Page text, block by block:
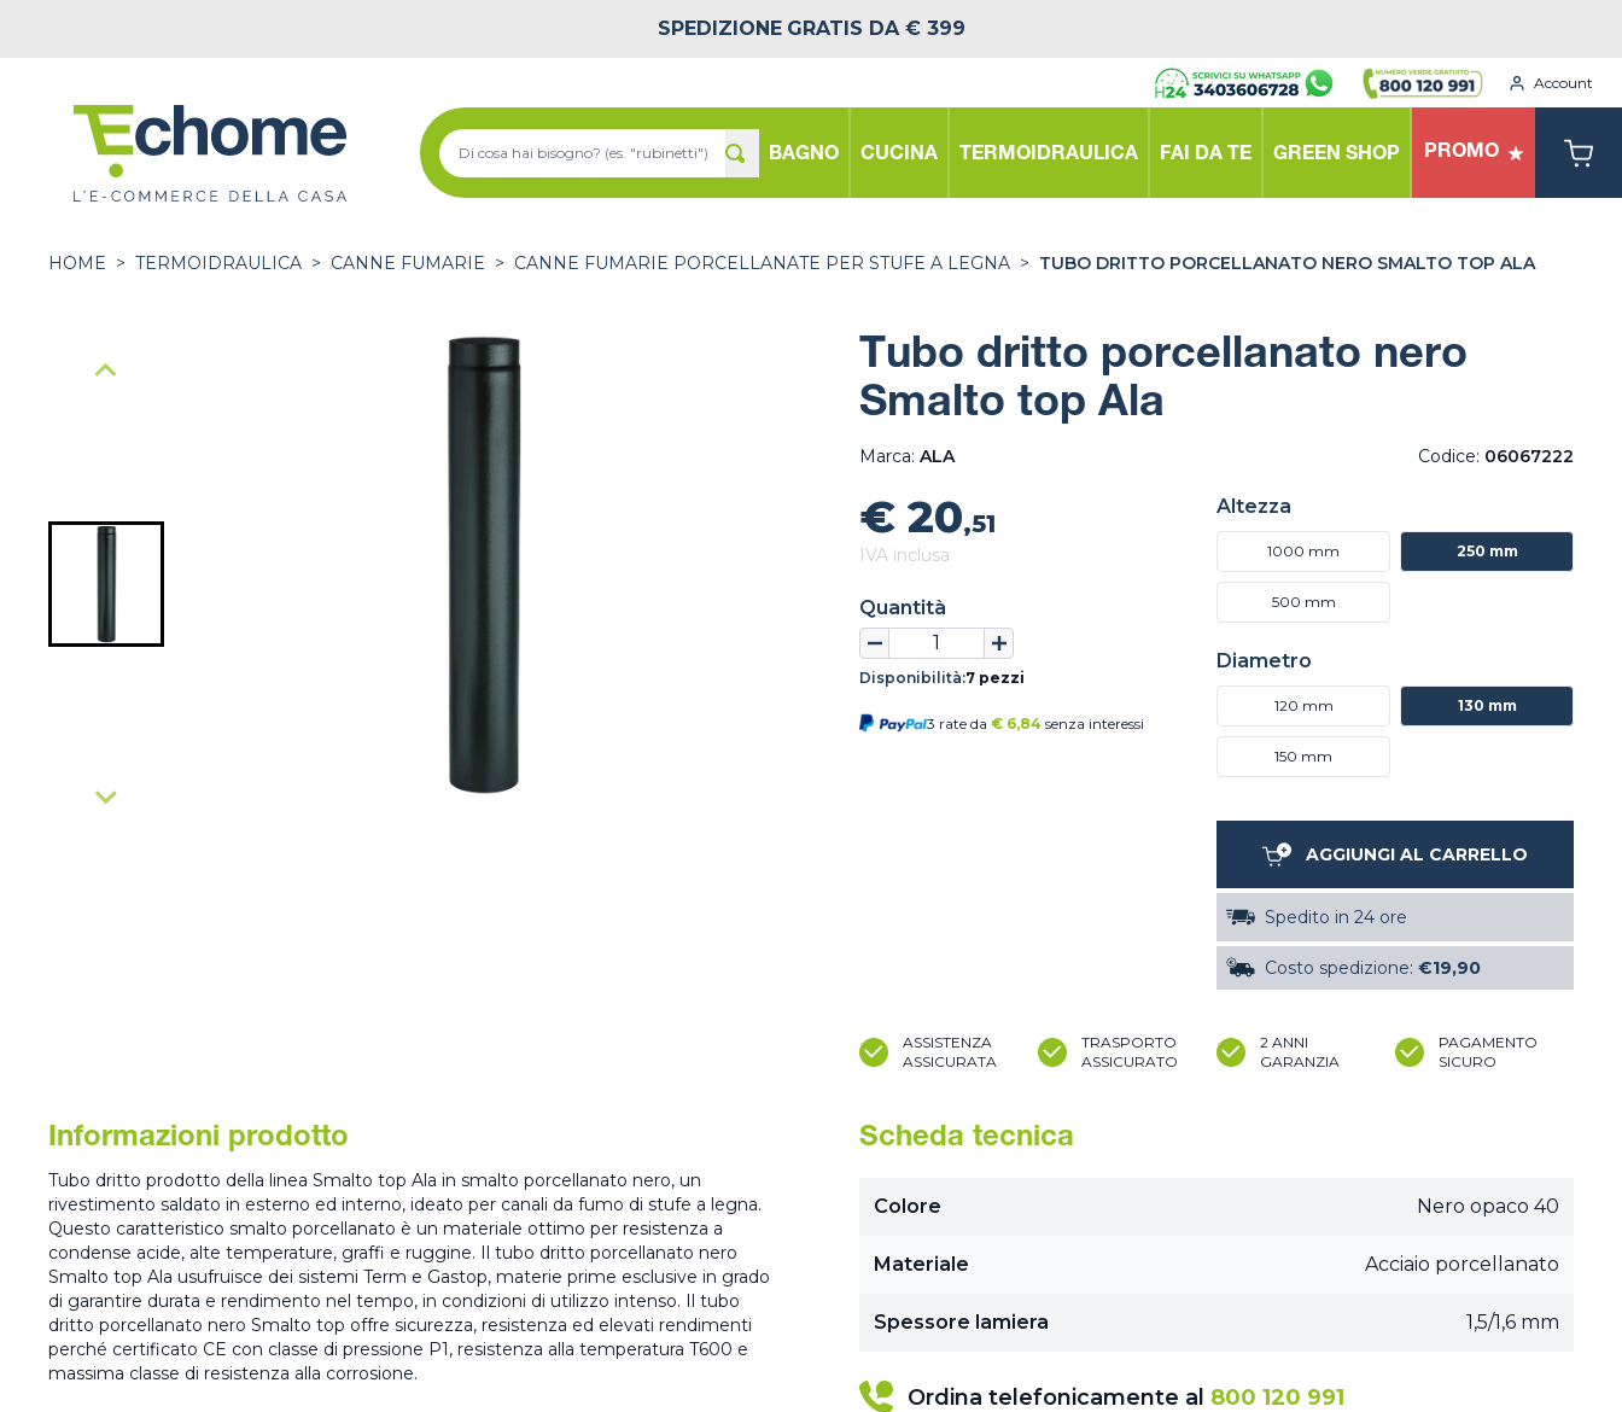
SPEDIZIONE GRATIS DA € 399
Account
BAGNO CUCINA TERMOIDRAULICA FAI DA TE GREEN SHOP PROMO
HOME > TERMOIDRAULICA > CANNE FUMARIE > CANNE FUMARIE PORCELLANATE PER STUFE A LEGNA > TUBO DRITTO PORCELLANATO NERO SMALTO TOP ALA
Tubo dritto porcellanato nero
Smalto top Ala
Marca: ALA Codice: 06067222
€ 20,51
IVA inclusa
Quantità
Disponibilità:7 pezzi
3 rate da € 6,84 senza interessi
Altezza
1000 mm 250 mm
500 mm
Diametro
120 mm 130 mm
150 mm
AGGIUNGI AL CARRELLO
Spedito in 24 ore
Costo spedizione: €19,90
ASSISTENZA
ASSICURATA
TRASPORTO
ASSICURATO
2 ANNI
GARANZIA
PAGAMENTO
SICURO
Informazioni prodotto
Tubo dritto prodotto della linea Smalto top Ala in smalto porcellanato nero, un
rivestimento saldato in esterno ed interno, ideato per canali da fumo di stufe a legna.
Questo caratteristico smalto porcellanato è un materiale ottimo per resistenza a
condense acide, alte temperature, graffi e ruggine. Il tubo dritto porcellanato nero
Smalto top Ala usufruisce dei sistemi Term e Gastop, materie prime esclusive in grado
di garantire durata e rendimento nel tempo, in condizioni di utilizzo intenso. Il tubo
dritto porcellanato nero Smalto top offre sicurezza, resistenza ed elevati rendimenti
perché certificato CE con classe di pressione P1, resistenza alla temperatura T600 e
massima classe di resistenza alla corrosione.
Scheda tecnica
Colore Nero opaco 40
Materiale Acciaio porcellanato
Spessore lamiera 1,5/1,6 mm
Ordina telefonicamente al 800 120 991